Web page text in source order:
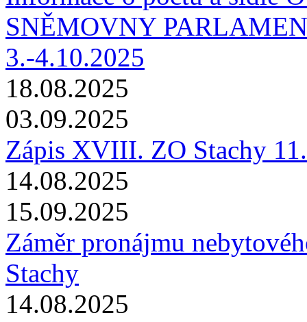
SNĚMOVNY
3.-4.10.2025
18.08.2025
03.09.2025
Zápis XVIII. ZO Stachy
14.08.2025
15.09.2025
Záměr pronájmu
Stachy
14.08.2025